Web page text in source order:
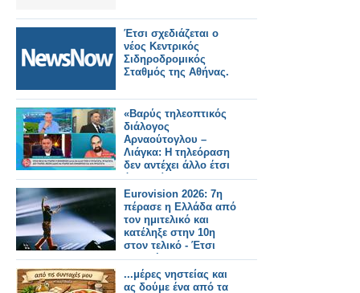
Έτσι σχεδιάζεται ο
νέος Κεντρικός
Σιδηροδρομικός
Σταθμός της Αθήνας.
«Βαρύς τηλεοπτικός
διάλογος
Αρναούτογλου –
Λιάγκα: Η τηλεόραση
δεν αντέχει άλλο έτσι
όπως είναι
Eurovision 2026: 7η
πέρασε η Ελλάδα από
τον ημιτελικό και
κατέληξε στην 10η
στον τελικό - Έτσι
μας ψήφισαν
...μέρες νηστείας και
ας δούμε ένα από τα